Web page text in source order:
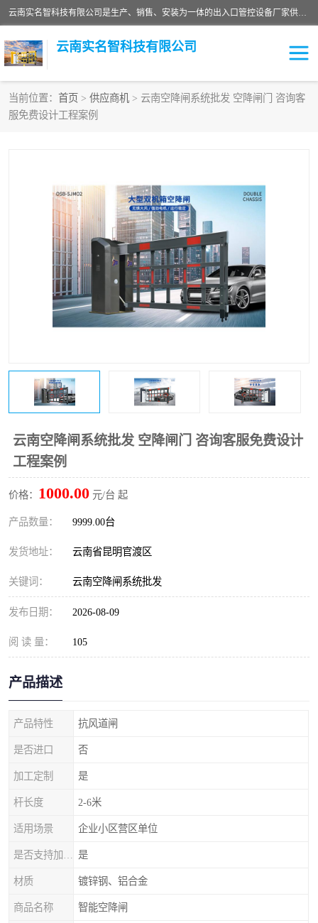
云南实名智科技有限公司是生产、销售、安装为一体的出入口管控设备厂家供应商。主营:电动伸缩门、道闸、广告道闸、重型空降闸、车牌识别、门禁通道、升降柱、岗亭、旗杆等智能设备。主营产品: 电动伸缩门,道闸门禁,车牌识别 生产、销售、安装为一体的出入口管控设备厂家源头供应商。
云南实名智科技有限公司
当前位置： 首页 > 供应商机 > 云南空降闸系统批发 空降闸门 咨询客
服免费设计工程案例
云南空降闸系统批发 空降闸门 咨询客服免费设计
工程案例
价格： 1000.00 元/台 起
产品数量： 9999.00台
发货地址： 云南省昆明官渡区
关键词： 云南空降闸系统批发
发布日期： 2026-08-09
阅 读 量： 105
产品描述
产品特性 抗风道闸
是否进口 否
加工定制 是
杆长度 2-6米
适用场景 企业小区营区单位
是
材质 镀锌钢、铝合金
商品名称 智能空降闸
车牌识别门系列
升降门系列 通道闸系列
小门系列 伸缩门